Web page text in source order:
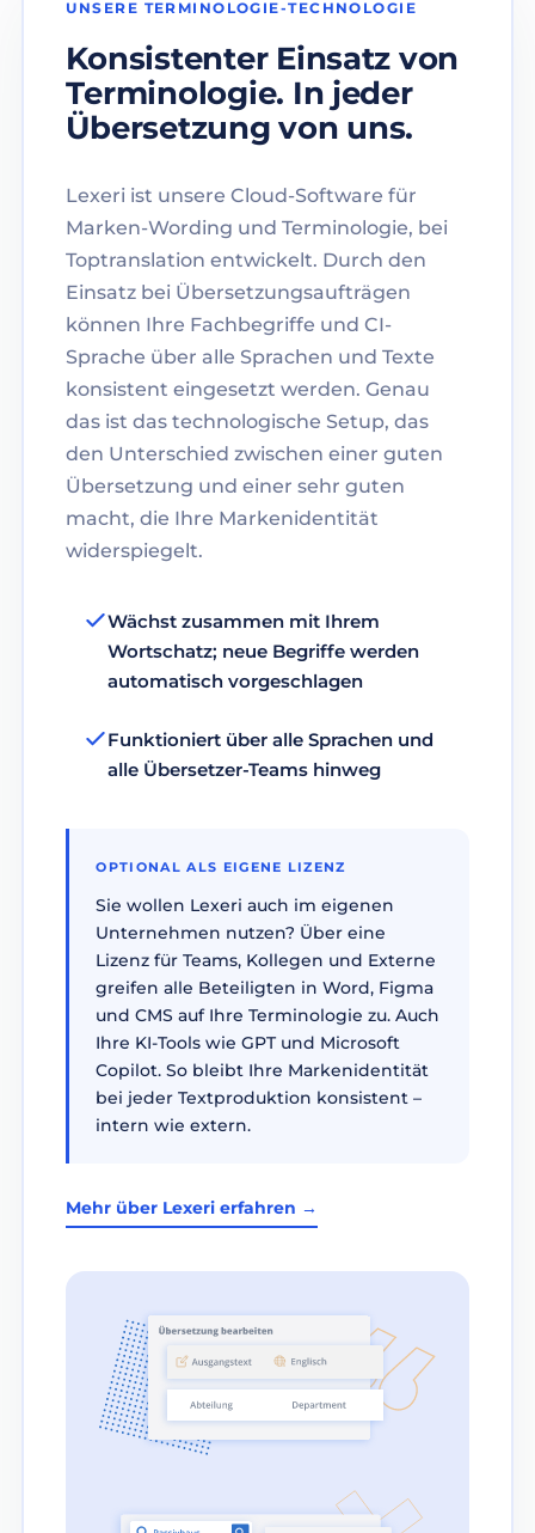
UNSERE TERMINOLOGIE-TECHNOLOGIE
Konsistenter Einsatz von
Terminologie. In jeder
Übersetzung von uns.
Lexeri ist unsere Cloud-Software für
Marken-Wording und Terminologie, bei
Toptranslation entwickelt. Durch den
Einsatz bei Übersetzungsaufträgen
können Ihre Fachbegriffe und CI-
Sprache über alle Sprachen und Texte
konsistent eingesetzt werden. Genau
das ist das technologische Setup, das
den Unterschied zwischen einer guten
Übersetzung und einer sehr guten
macht, die Ihre Markenidentität
widerspiegelt.
Wächst zusammen mit Ihrem
Wortschatz; neue Begriffe werden
automatisch vorgeschlagen
Funktioniert über alle Sprachen und
alle Übersetzer-Teams hinweg
OPTIONAL ALS EIGENE LIZENZ
Sie wollen Lexeri auch im eigenen
Unternehmen nutzen? Über eine
Lizenz für Teams, Kollegen und Externe
greifen alle Beteiligten in Word, Figma
und CMS auf Ihre Terminologie zu. Auch
Ihre KI-Tools wie GPT und Microsoft
Copilot. So bleibt Ihre Markenidentität
bei jeder Textproduktion konsistent –
intern wie extern.
Mehr über Lexeri erfahren →